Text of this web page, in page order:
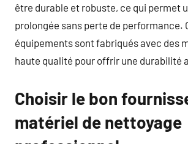
être durable et robuste, ce qui permet
prolongée sans perte de performance.
équipements sont fabriqués avec des
haute qualité pour offrir une durabilité
Choisir le bon
matériel de nettoyage